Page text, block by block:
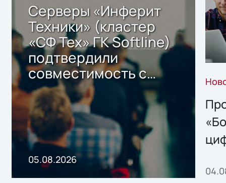
Серверы «Инферит
Техники» (кластер
«СФ Тех» ГК Softline)
подтвердили
совместимость с
решением Sharx
Storage 2.x для
хранения данных
05.08.2026